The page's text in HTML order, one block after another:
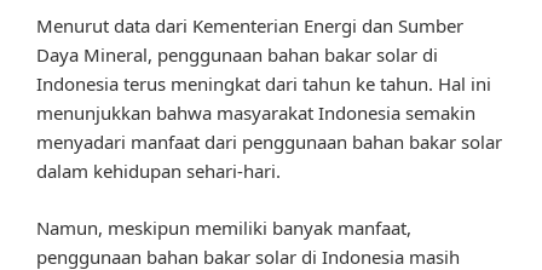
Menurut data dari Kementerian Energi dan Sumber
Daya Mineral, penggunaan bahan bakar solar di
Indonesia terus meningkat dari tahun ke tahun. Hal ini
menunjukkan bahwa masyarakat Indonesia semakin
menyadari manfaat dari penggunaan bahan bakar solar
dalam kehidupan sehari-hari.
Namun, meskipun memiliki banyak manfaat,
penggunaan bahan bakar solar di Indonesia masih